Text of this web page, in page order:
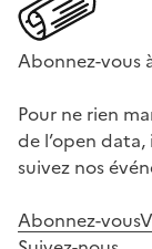
Abonnez-vous
Pour ne rien
de l’open
suivez nos
Abonnez-vous